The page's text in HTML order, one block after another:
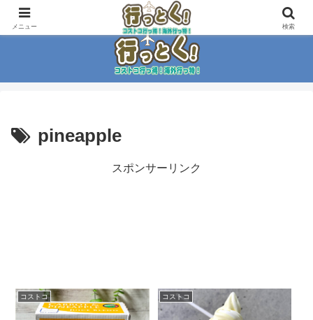
コストコ大好き家族がイチ押商品紹介！！
pineapple
スポンサーリンク
コストコ コストコ
メニュー 検索